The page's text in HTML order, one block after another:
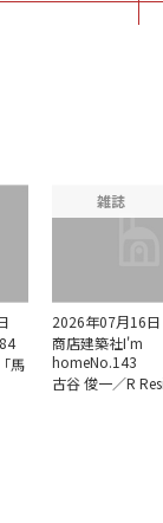
馬
雑誌
2026年07月16
商店建築社I'm
homeNo.143
古谷 俊一／R